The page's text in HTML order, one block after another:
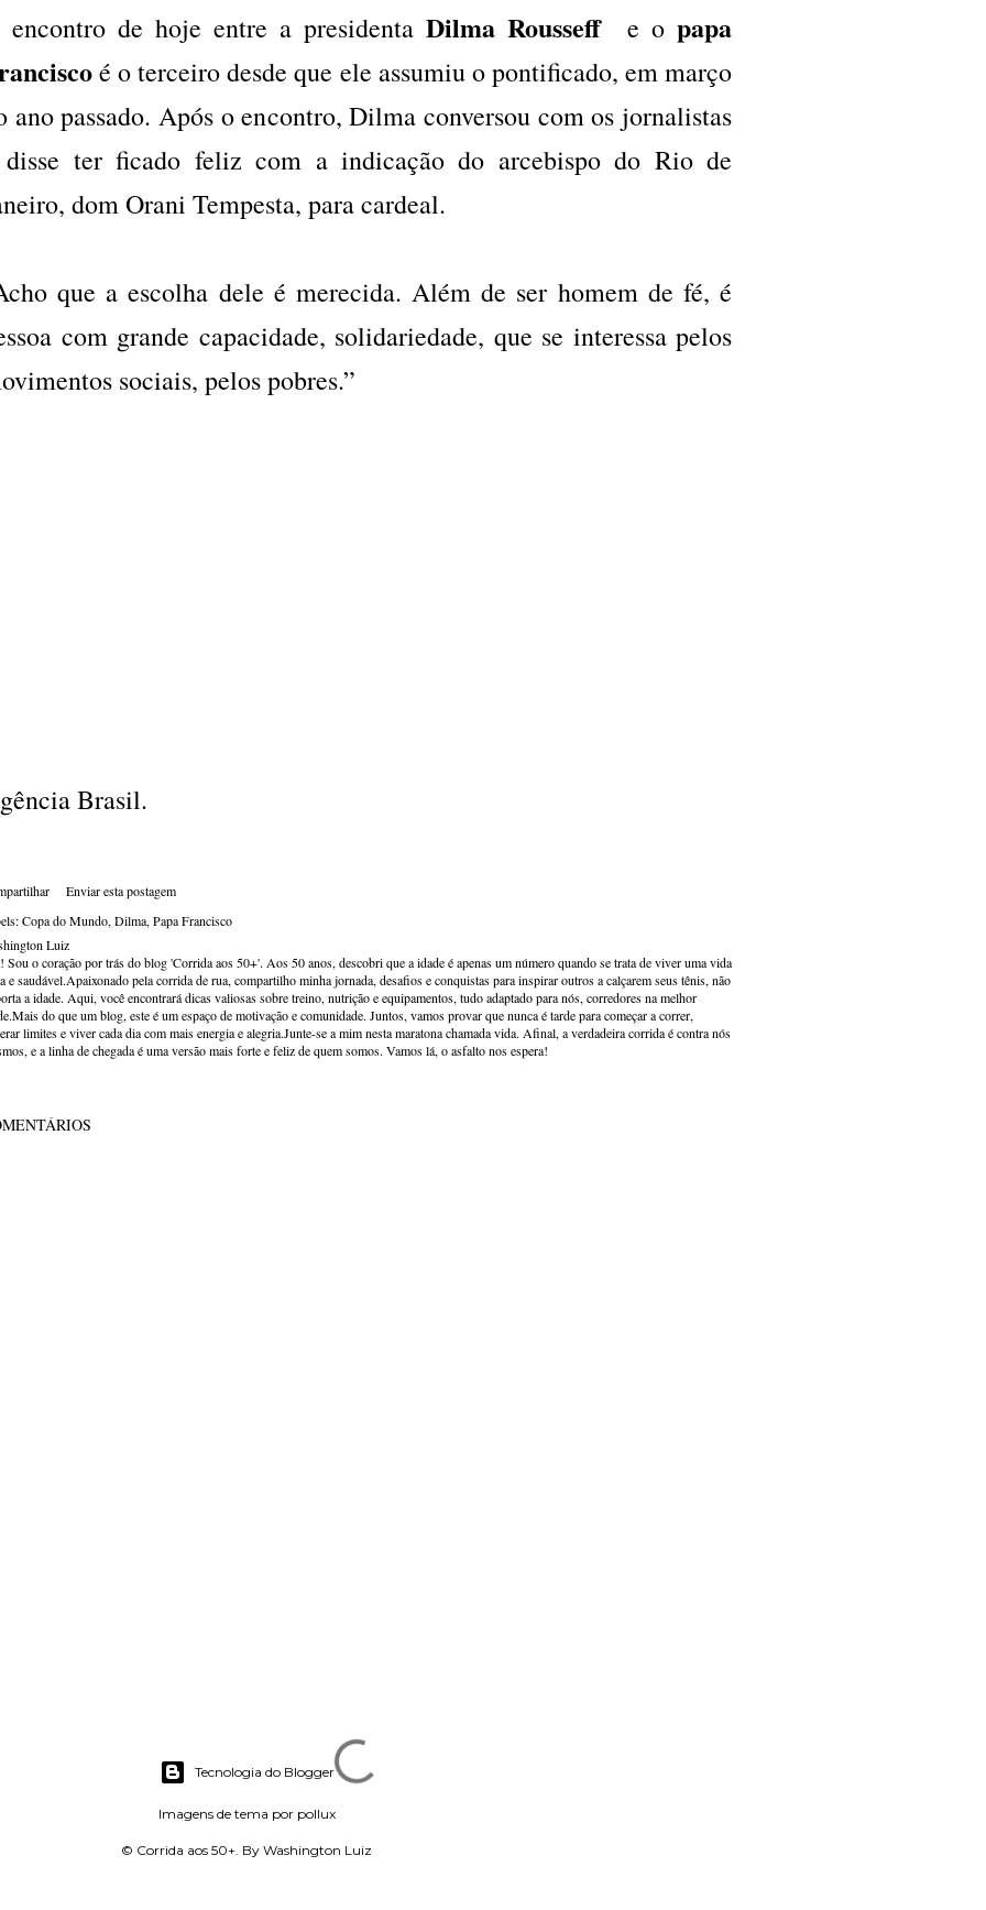
encontro de hoje entre a presidenta Dilma Rousseff e o papa
é o terceiro desde que ele assumiu o pontificado, em março
ano passado. Após o encontro, Dilma conversou com os jornalistas
ter ficado feliz com a indicação do arcebispo do Rio de
dom Orani Tempesta, para cardeal.
que a escolha dele é merecida. Além de ser homem de fé, é
com grande capacidade, solidariedade, que se interessa pelos
sociais, pelos pobres.”
Brasil.
Enviar esta postagem
Copa do Mundo Dilma Papa Francisco
Luiz
Sou o coração por trás do blog 'Corrida aos 50+'. Aos 50 anos, descobri que a idade é apenas um número quando se trata de viver uma vida
e saudável.Apaixonado pela corrida de rua, compartilho minha jornada, desafios e conquistas para inspirar outros a calçarem seus tênis, não
a idade. Aqui, você encontrará dicas valiosas sobre treino, nutrição e equipamentos, tudo adaptado para nós, corredores na melhor
do que um blog, este é um espaço de motivação e comunidade. Juntos, vamos provar que nunca é tarde para começar a correr,
limites e viver cada dia com mais energia e alegria.Junte-se a mim nesta maratona chamada vida. Afinal, a verdadeira corrida é contra nós
e a linha de chegada é uma versão mais forte e feliz de quem somos. Vamos lá, o asfalto nos espera!
Tecnologia do Blogger
Imagens de tema por pollux
© Corrida aos 50+. By Washington Luiz